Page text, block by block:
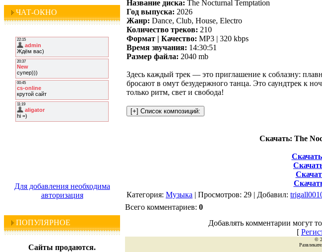
ЧАТ-ОКНО
Для добавления необходима
авторизация
ПОПУЛЯРНОЕ
Сайты продаются.
Название диска: The Nocturnal Temptation
Год выпуска: 2026
Жанр: Dance, Club, House, Electro
Количество треков: 210
Формат | Качество: MP3 | 320 kbps
Время звучания: 14:30:51
Размер файла: 2040 mb
Здесь каждый трек — это приглашение к соблазну:
бросают в омут безудержного танца. Это саундтрек к
только ритм, свет и свобода!
Скачать: The
Категория: Музыка | Просмотров: 29 | Добавил:
Всего комментариев: 0
Добавлять комментарии могут
[
©